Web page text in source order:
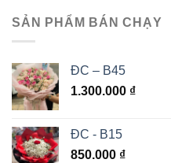
SẢN PHẨM BÁN CHẠY
ĐC – B45
1.300.000 ₫
ĐC - B15
850.000 ₫